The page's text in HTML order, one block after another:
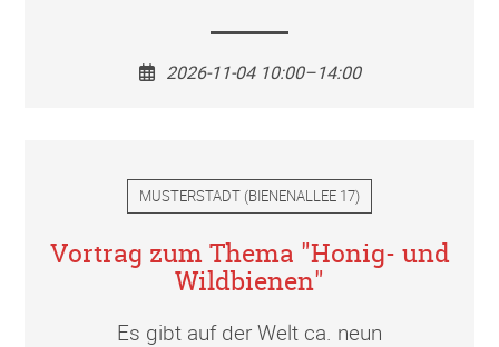
2026-11-04 10:00–14:00
MUSTERSTADT (BIENENALLEE 17)
Vortrag zum Thema "Honig- und
Wildbienen"
Es gibt auf der Welt ca. neun